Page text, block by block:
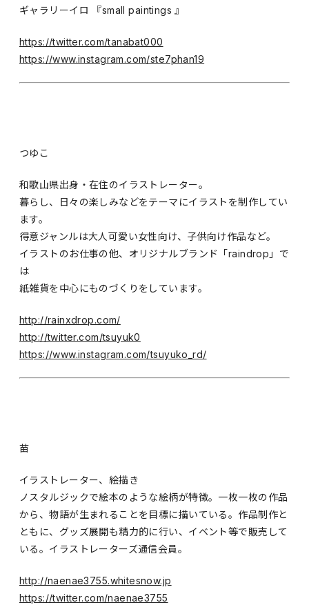
ギャラリーイロ 『small paintings 』
https://twitter.com/tanabat000
https://www.instagram.com/ste7phan19
つゆこ
和歌山県出身・在住のイラストレーター。
暮らし、日々の楽しみなどをテーマにイラストを制作してい
ます。
得意ジャンルは大人可愛い女性向け、子供向け作品など。
イラストのお仕事の他、オリジナルブランド「raindrop」で
は
紙雑貨を中心にものづくりをしています。
http://rainxdrop.com/
http://twitter.com/tsuyuk0
https://www.instagram.com/tsuyuko_rd/
苗
イラストレーター、絵描き
ノスタルジックで絵本のような絵柄が特徴。一枚一枚の作品
から、物語が生まれることを目標に描いている。作品制作と
ともに、グッズ展開も精力的に行い、イベント等で販売して
いる。イラストレーターズ通信会員。
http://naenae3755.whitesnow.jp
https://twitter.com/naenae3755